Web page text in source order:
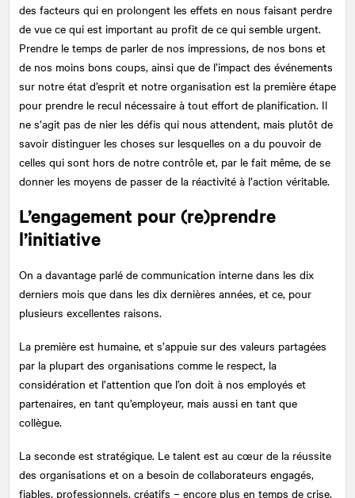
des facteurs qui en prolongent les effets en nous faisant perdre
de vue ce qui est important au profit de ce qui semble urgent.
Prendre le temps de parler de nos impressions, de nos bons et
de nos moins bons coups, ainsi que de l’impact des événements
sur notre état d’esprit et notre organisation est la première étape
pour prendre le recul nécessaire à tout effort de planification. Il
ne s’agit pas de nier les défis qui nous attendent, mais plutôt de
savoir distinguer les choses sur lesquelles on a du pouvoir de
celles qui sont hors de notre contrôle et, par le fait même, de se
donner les moyens de passer de la réactivité à l’action véritable.
L’engagement pour (re)prendre
l’initiative
On a davantage parlé de communication interne dans les dix
derniers mois que dans les dix dernières années, et ce, pour
plusieurs excellentes raisons.
La première est humaine, et s’appuie sur des valeurs partagées
par la plupart des organisations comme le respect, la
considération et l’attention que l’on doit à nos employés et
partenaires, en tant qu’employeur, mais aussi en tant que
collègue.
La seconde est stratégique. Le talent est au cœur de la réussite
des organisations et on a besoin de collaborateurs engagés,
fiables, professionnels, créatifs – encore plus en temps de crise.